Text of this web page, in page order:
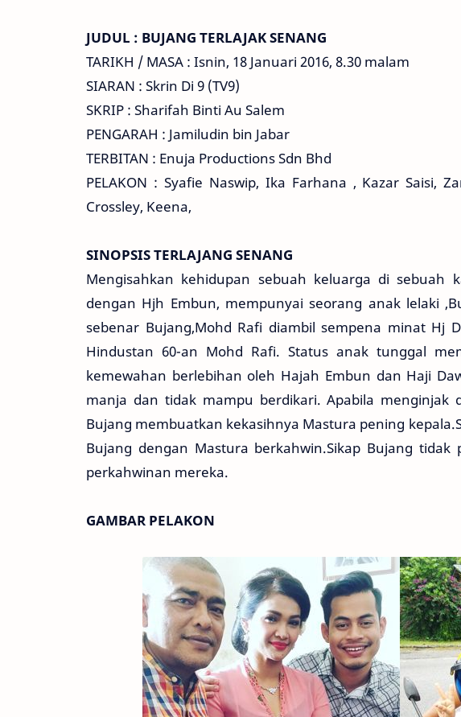
JUDUL : BUJANG TERLAJAK SENANG
TARIKH / MASA : Isnin, 18 Januari 2016, 8.30 malam
SIARAN : Skrin Di 9 (TV9)
SKRIP : Sharifah Binti Au Salem
PENGARAH : Jamiludin bin Jabar
TERBITAN : Enuja Productions Sdn Bhd
PELAKON : Syafie Naswip, Ika Farhana , Kazar Saisi,
Crossley, Keena,
SINOPSIS TERLAJANG SENANG
Mengisahkan kehidupan sebuah keluarga di sebuah
dengan Hjh Embun, mempunyai seorang anak lelaki
sebenar Bujang,Mohd Rafi diambil sempena minat Hj
Hindustan 60-an Mohd Rafi. Status anak tunggal
kemewahan berlebihan oleh Hajah Embun dan Haji
manja dan tidak mampu berdikari. Apabila menginjak
Bujang membuatkan kekasihnya Mastura pening
Bujang dengan Mastura berkahwin.Sikap Bujang
perkahwinan mereka.
GAMBAR PELAKON